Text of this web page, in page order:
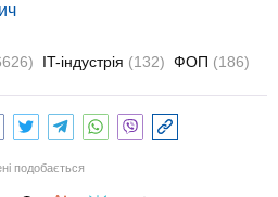
IT-індустрія (132) ФОП (186)
подобається